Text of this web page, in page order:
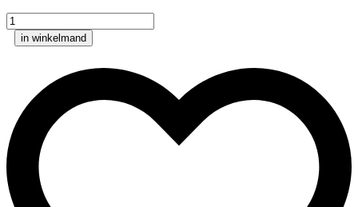
Junior
Einstein
Spelling
Weetwoorden
-
Ondersteunend
Materiaal
aantal
in winkelmand